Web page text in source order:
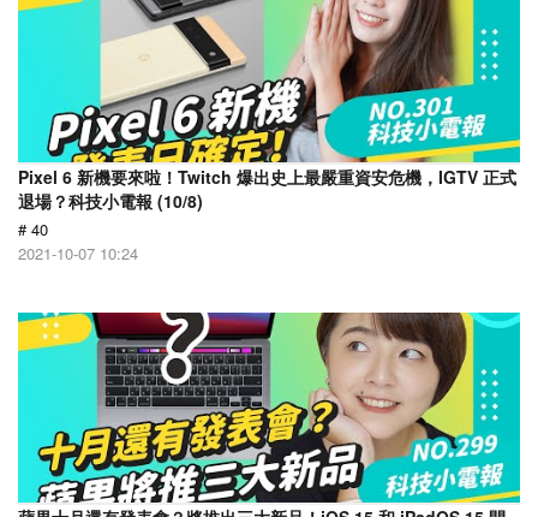
Pixel 6 新機要來啦！Twitch 爆出史上最嚴重資安危機，IGTV 正式
退場？科技小電報 (10/8)
# 40
2021-10-07 10:24